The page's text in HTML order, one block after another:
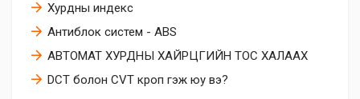
Хурдны индекс
Антиблок систем - ABS
АВТОМАТ ХУРДНЫ ХАЙРЦГИЙН ТОС ХАЛААХ
DCT болон CVT кроп гэж юу вэ?